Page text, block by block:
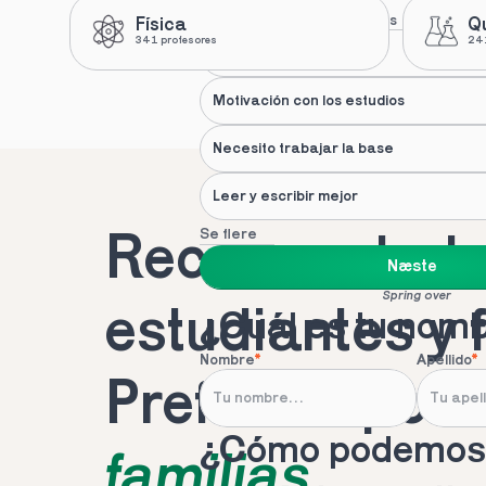
Nuestras recomendaciones
Motivación con los estudios
Necesito trabajar la base
Leer y escribir mejor
Se flere
Næste
Spring over
¿Cuál es tu
Nombre* Apellido*
¿Cómo podemos
Física
341 profesores
estudiantes y
Preferido por